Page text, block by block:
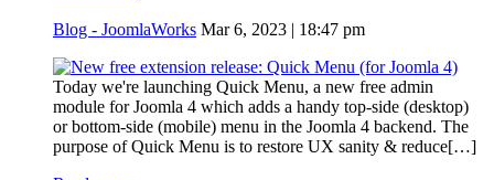
Blog - JoomlaWorks Mar 6, 2023 | 18:47 pm
Today we're launching Quick Menu, a new free admin
module for Joomla 4 which adds a handy top-side (desktop)
or bottom-side (mobile) menu in the Joomla 4 backend. The
purpose of Quick Menu is to restore UX sanity & reduce[…]